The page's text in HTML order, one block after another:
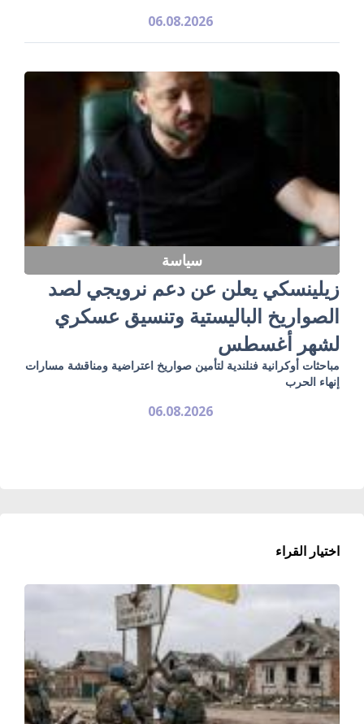
06.08.2026
سياسة
زيلينسكي يعلن عن دعم نرويجي لصد
الصواريخ الباليستية وتنسيق عسكري
لشهر أغسطس
مباحثات أوكرانية فنلندية لتأمين صواريخ اعتراضية ومناقشة مسارات
إنهاء الحرب
06.08.2026
اختيار القراء